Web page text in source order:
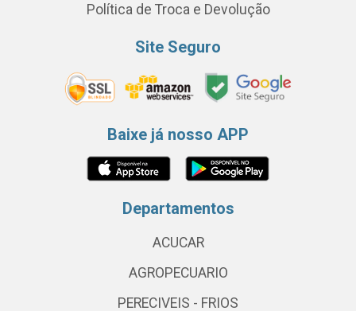
Política de Troca e Devolução
Site Seguro
Baixe já nosso APP
Departamentos
ACUCAR
AGROPECUARIO
PERECIVEIS - FRIOS